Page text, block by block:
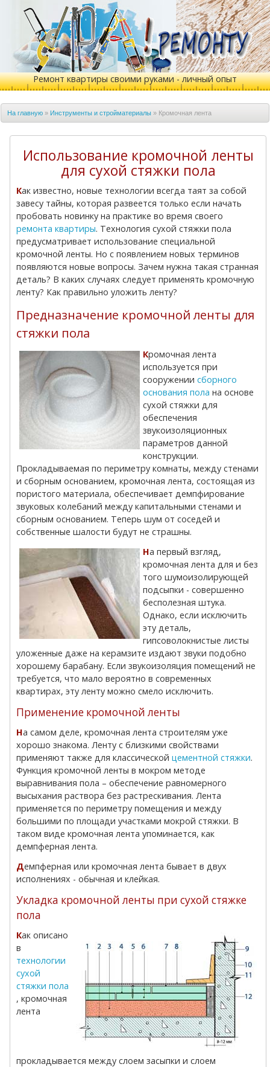
Ремонт квартиры своими руками - личный опыт
На главную» Инструменты и стройматериалы» Кромочная лента
Использование кромочной ленты
для сухой стяжки пола
Как известно, новые технологии всегда таят за собой
завесу тайны, которая развеется только если начать
пробовать новинку на практике во время своего
ремонта квартиры. Технология сухой стяжки пола
предусматривает использование специальной
кромочной ленты. Но с появлением новых терминов
появляются новые вопросы. Зачем нужна такая странная
деталь? В каких случаях следует применять кромочную
ленту? Как правильно уложить ленту?
Предназначение кромочной ленты для
стяжки пола
Кромочная лента
используется при
сооружениисборного
основания пола на основе
сухой стяжки для
обеспечения
звукоизоляционных
параметров данной
конструкции.
Прокладываемая по периметру комнаты, между стенами
и сборным основанием, кромочная лента, состоящая из
пористого материала, обеспечивает демпфирование
звуковых колебаний между капитальными стенами и
сборным основанием. Теперь шум от соседей и
собственные шалости будут не страшны.
На первый взгляд,
кромочная лента для и без
того шумоизолирующей
подсыпки - совершенно
бесполезная штука.
Однако, если исключить
эту деталь,
гипсоволокнистые листы
уложенные даже на керамзите издают звуки подобно
хорошему барабану. Если звукоизоляция помещений не
требуется, что мало вероятно в современных
квартирах, эту ленту можно смело исключить.
Применение кромочной ленты
На самом деле, кромочная лента строителям уже
хорошо знакома. Ленту с близкими свойствами
применяют также для классическойцементной стяжки.
Функция кромочной ленты в мокром методе
выравнивания пола – обеспечение равномерного
высыхания раствора без растрескивания. Лента
применяется по периметру помещения и между
большими по площади участками мокрой стяжки. В
таком виде кромочная лента упоминается, как
демпферная лента.
Демпферная или кромочная лента бывает в двух
исполнениях - обычная и клейкая.
Укладка кромочной ленты при сухой стяжке
пола
Как описано
в
технологии
сухой
стяжки пола
, кромочная
лента
прокладывается между слоем засыпки и слоем